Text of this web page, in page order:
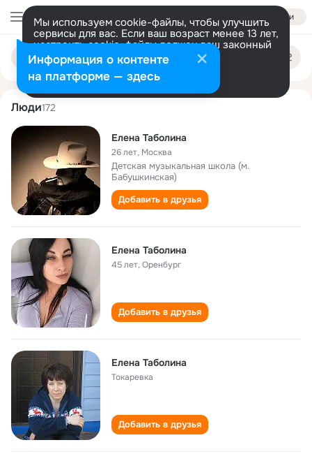
Войти
Мы используем cookie-файлы, чтобы улучшить
сервисы для вас. Если ваш возраст менее 13 лет,
настроить cookie-файлы должен ваш законный
представитель. Больше информации
Разрешить все Настроить
Поиск
людям
elena tabolina
Люди172
Елена Таболина
26 лет, Москва
Детская музыкальная школа (м.
Бабушкинская)
Добавить в друзья
Елена Таболина
45 лет,Оренбург
Добавить в друзья
Елена Таболина
Токаревка
Добавить в друзья
Информация о контенте
на платформе — здесь